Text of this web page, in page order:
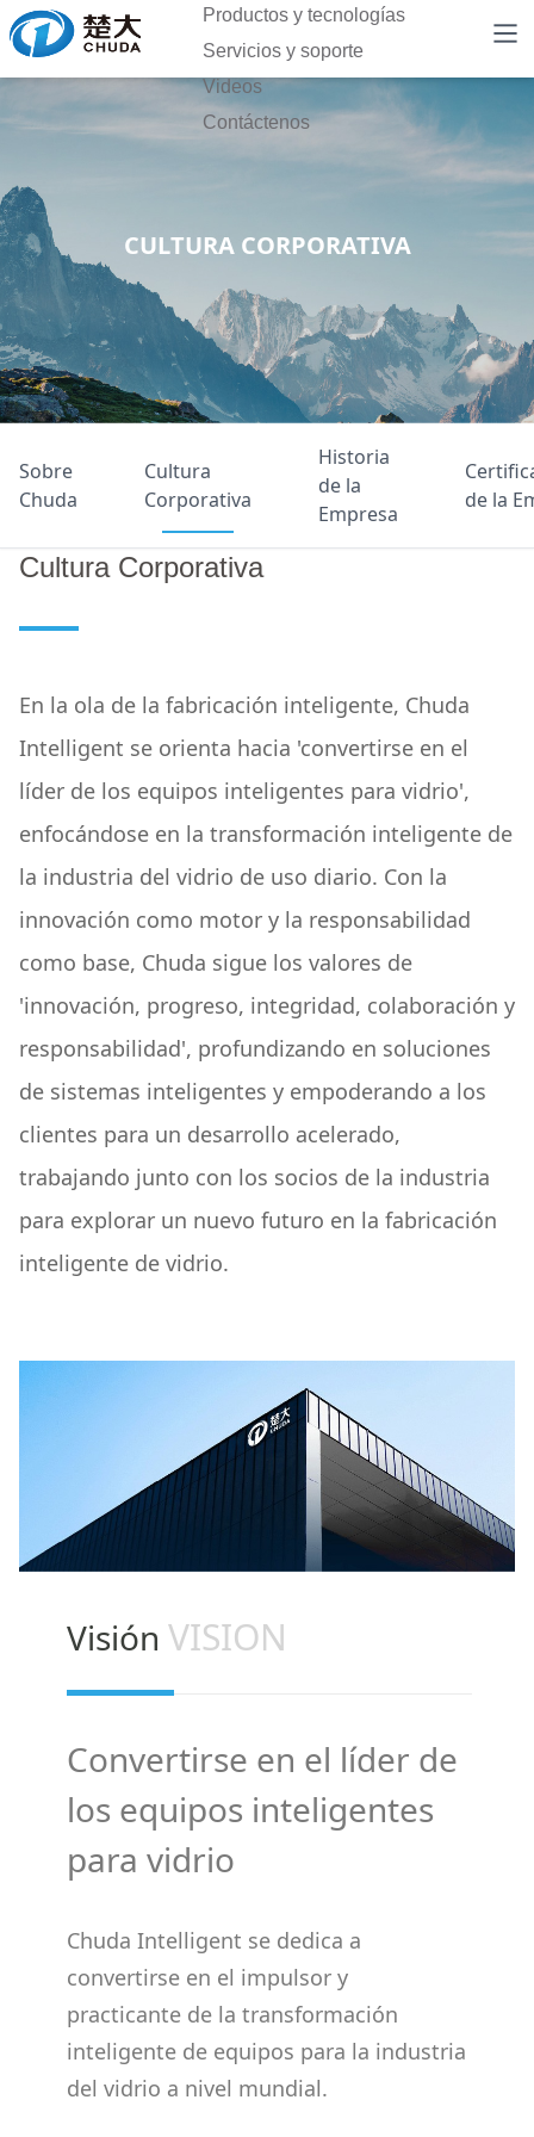
Productos y tecnologías
Servicios y soporte
Videos
Contáctenos
CULTURA CORPORATIVA
Sobre
Chuda
Cultura
Corporativa
Historia
de la
Empresa
de la
Cultura Corporativa
En la ola de la fabricación inteligente, Chuda
Intelligent se orienta hacia 'convertirse en el
líder de los equipos inteligentes para vidrio',
enfocándose en la transformación inteligente de
la industria del vidrio de uso diario. Con la
innovación como motor y la responsabilidad
como base, Chuda sigue los valores de
'innovación, progreso, integridad, colaboración y
responsabilidad', profundizando en soluciones
de sistemas inteligentes y empoderando a los
clientes para un desarrollo acelerado,
trabajando junto con los socios de la industria
para explorar un nuevo futuro en la fabricación
inteligente de vidrio.
Visión VISION
Convertirse en el líder de
los equipos inteligentes
para vidrio
Chuda Intelligent se dedica a
convertirse en el impulsor y
practicante de la transformación
inteligente de equipos para la industria
del vidrio a nivel mundial.